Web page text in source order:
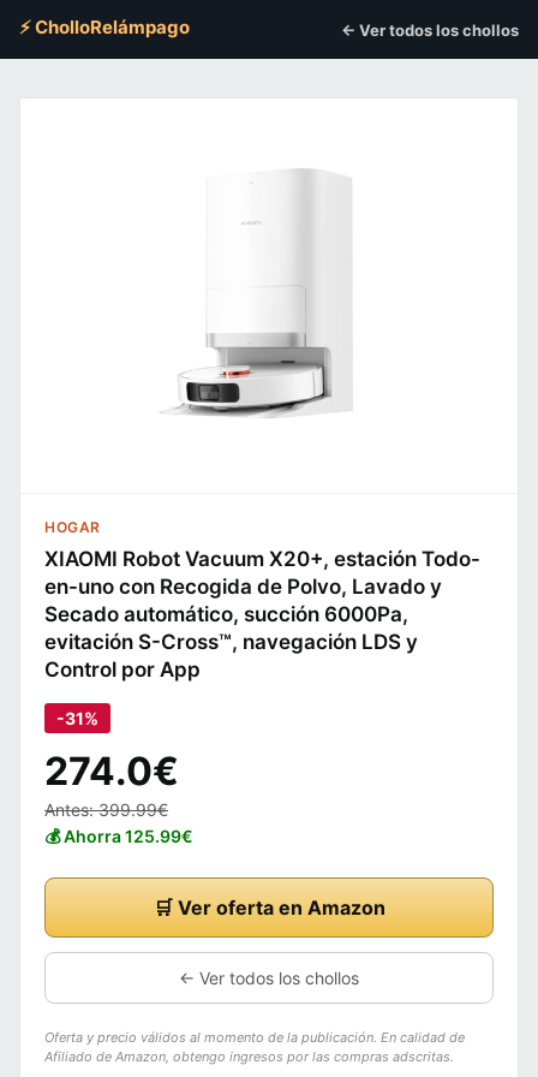
⚡ CholloRelámpago ← Ver todos los chollos
HOGAR
XIAOMI Robot Vacuum X20+, estación Todo-
en-uno con Recogida de Polvo, Lavado y
Secado automático, succión 6000Pa,
evitación S-Cross™, navegación LDS y
Control por App
-31%
274.0€
Antes: 399.99€
💰 Ahorra 125.99€
🛒 Ver oferta en Amazon
← Ver todos los chollos
Oferta y precio válidos al momento de la publicación. En calidad de
Afiliado de Amazon, obtengo ingresos por las compras adscritas.